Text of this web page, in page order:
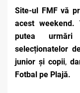
Site-ul FMF vă
acest weekend.
putea urmări
selecționatelor
junior și copii,
Fotbal pe Plajă.